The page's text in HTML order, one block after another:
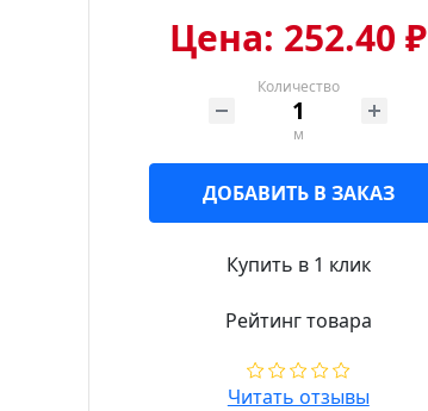
Цена: 252.40 ₽
Количество
м
ДОБАВИТЬ В ЗАКАЗ
Купить в 1 клик
Рейтинг товара
Читать отзывы